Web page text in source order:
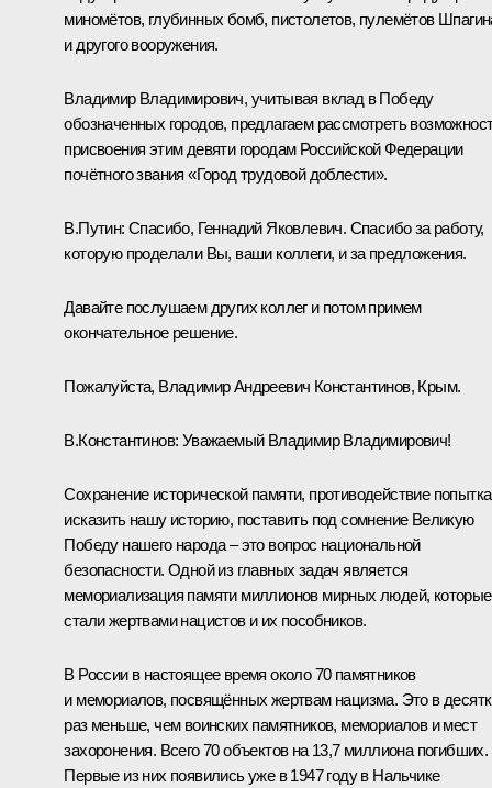
миномётов, глубинных бомб, пистолетов, пулемётов
и другого вооружения.
Владимир Владимирович, учитывая вклад в Победу
обозначенных городов, предлагаем рассмотреть
присвоения этим девяти городам Российской Федерации
почётного звания «Город трудовой доблести».
В.Путин: Спасибо, Геннадий Яковлевич. Спасибо за работу,
которую проделали Вы, ваши коллеги, и за предложения.
Давайте послушаем других коллег и потом примем
окончательное решение.
Пожалуйста, Владимир Андреевич Константинов, Крым.
В.Константинов: Уважаемый Владимир Владимирович!
Сохранение исторической памяти, противодействие
исказить нашу историю, поставить под сомнение Великую
Победу нашего народа – это вопрос национальной
безопасности. Одной из главных задач является
мемориализация памяти миллионов мирных людей, которые
стали жертвами нацистов и их пособников.
В России в настоящее время около 70 памятников
и мемориалов, посвящённых жертвам нацизма. Это в
раз меньше, чем воинских памятников, мемориалов и мест
захоронения. Всего 70 объектов на 13,7 миллиона погибших.
Первые из них появились уже в 1947 году в Нальчике